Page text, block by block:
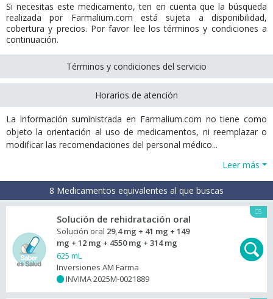
Si necesitas este medicamento, ten en cuenta que la búsqueda
realizada por Farmalium.com está sujeta a disponibilidad,
cobertura y precios. Por favor lee los términos y condiciones a
continuación.
Términos y condiciones del servicio
Horarios de atención
La información suministrada en Farmalium.com no tiene como
objeto la orientación al uso de medicamentos, ni reemplazar o
modificar las recomendaciones del personal médico...
Leer más
8 Medicamentos equivalentes al que buscas
C5
Solución de rehidratación oral
Solución oral 29,4 mg + 41 mg + 149
mg + 12 mg + 4550 mg + 314 mg
625 mL
Inversiones AM Farma
INVIMA 2025M-0021889